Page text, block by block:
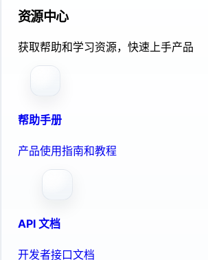
资源中心
获取帮助和学习资源，快速上手产品
帮助手册
产品使用指南和教程
API 文档
开发者接口文档